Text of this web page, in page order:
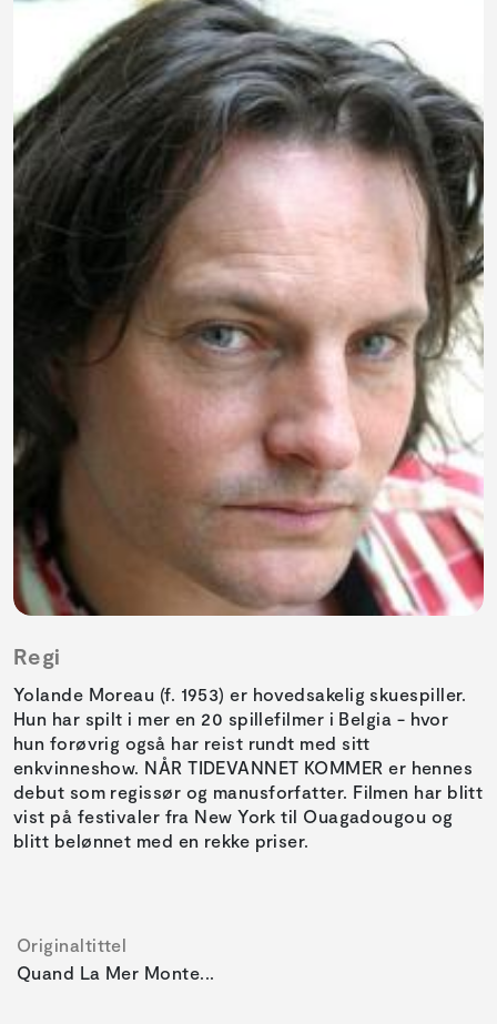
Regi
Yolande Moreau (f. 1953) er hovedsakelig skuespiller.
Hun har spilt i mer en 20 spillefilmer i Belgia - hvor
hun forøvrig også har reist rundt med sitt
enkvinneshow. NÅR TIDEVANNET KOMMER er hennes
debut som regissør og manusforfatter. Filmen har blitt
vist på festivaler fra New York til Ouagadougou og
blitt belønnet med en rekke priser.
Originaltittel
Quand La Mer Monte...